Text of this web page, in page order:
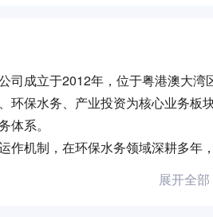
司成立于2012年，位于粤港澳大
环保水务、产业投资为核心业务
体系。
作机制，在环保水务领域深耕多
通过整合产业资源与资本运作能
优化升级。近年来，团队持续深
展开全部